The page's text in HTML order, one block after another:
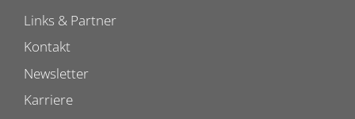
Links & Partner
Kontakt
Newsletter
Karriere